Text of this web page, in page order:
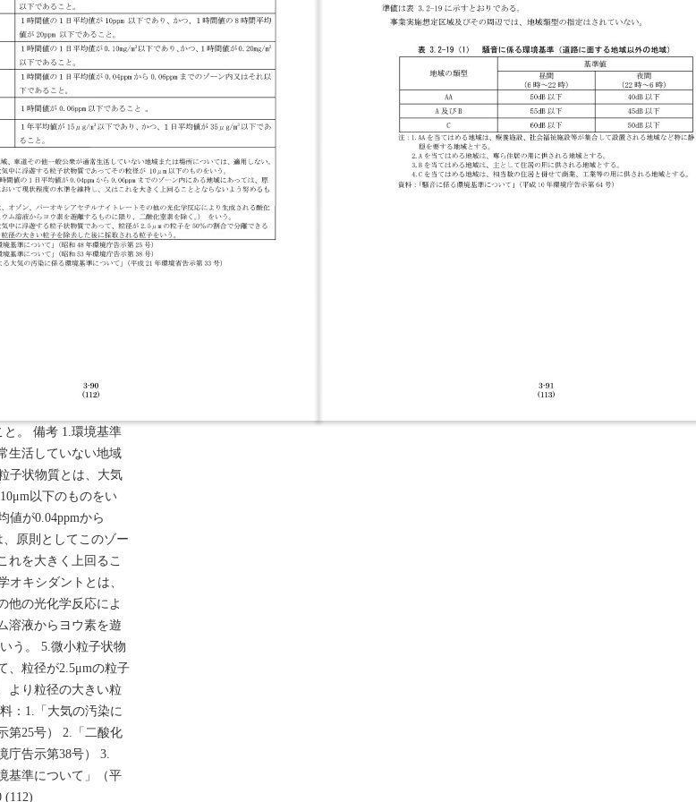
された地域その他の
境の保全に関する施
気汚染 大気汚染に
第91号）に基づき全
17に示すとおりであ
いては、表 3.2-18に
一酸化炭素 浮遊粒
粒子状物質 表 3.2-17
が0.04ppm 以下であ
１時間値の１日平均
平均値が20ppm 以下
以下であり、か
時間値の１日平均値
以下であること。 １
が15μg/m3以下であ
と。 備考 1.環境基準
生活していない地域
子状物質とは、大気
以下のものをい
値が0.04ppmから
原則としてこのゾー
れを大きく上回るこ
オキシダントとは、
他の光化学反応によ
溶液からヨウ素を遊
う。 5.微小粒子状物
、粒径が2.5μmの粒子
より粒径の大きい粒
：1.「大気の汚染に
第25号） 2.「二酸化
庁告示第38号） 3.
基準について」（平
(112)